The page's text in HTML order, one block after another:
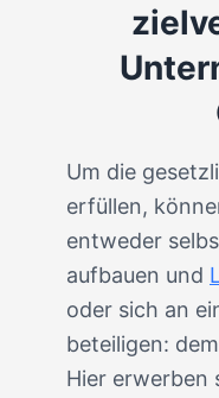
Um die
erfüllen,
entweder
aufbauen und
oder sich an
beteiligen:
Hier erwerben